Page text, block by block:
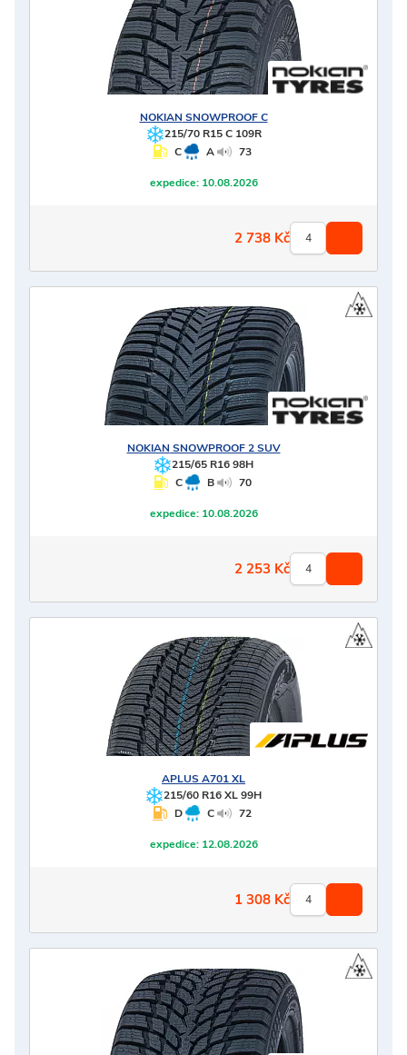
NOKIAN SNOWPROOF C
215/70 R15 C 109R
C
A 73
expedice:10.08.2026
2 738 Kč
NOKIAN SNOWPROOF 2 SUV
215/65 R16 98H
C
B 70
expedice:10.08.2026
2 253 Kč
APLUSA701 XL
215/60 R16 XL 99H
D
C 72
expedice:12.08.2026
1 308 Kč